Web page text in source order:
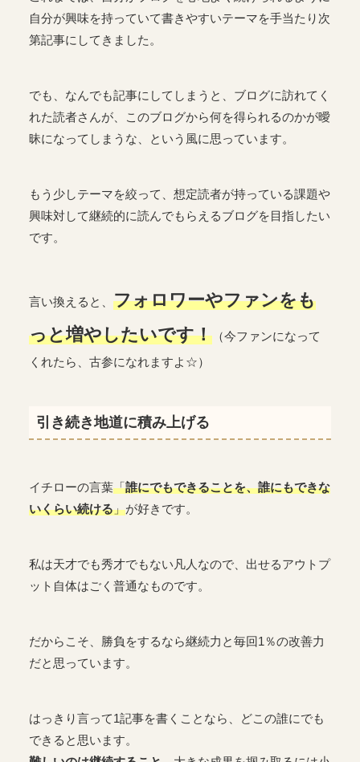
自分が興味を持っていて書きやすいテーマを手当たり次
第記事にしてきました。
でも、なんでも記事にしてしまうと、ブログに訪れてく
れた読者さんが、このブログから何を得られるのかが曖
昧になってしまうな、という風に思っています。
もう少しテーマを絞って、想定読者が持っている課題や
興味対して継続的に読んでもらえるブログを目指したい
です。
言い換えると、 フォロワーやファンをも
っと増やしたいです！ （今ファンになって
くれたら、古参になれますよ☆）
引き続き地道に積み上げる
イチローの言葉「誰にでもできることを、誰にもできな
いくらい続ける」が好きです。
私は天才でも秀才でもない凡人なので、出せるアウトプ
ット自体はごく普通なものです。
だからこそ、勝負をするなら継続力と毎回1％の改善力
だと思っています。
はっきり言って1記事を書くことなら、どこの誰にでも
できると思います。